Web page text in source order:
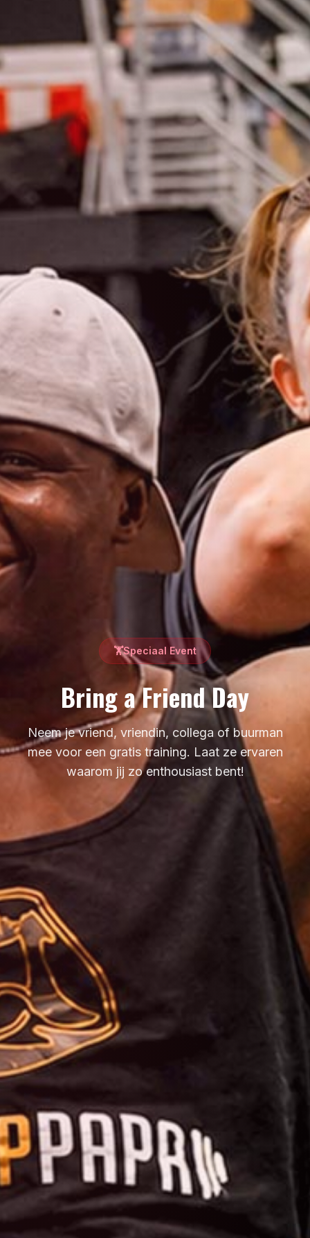
🏋️Speciaal Event
Bring a Friend Day
Neem je vriend, vriendin, collega of buurman
mee voor een gratis training. Laat ze ervaren
waarom jij zo enthousiast bent!